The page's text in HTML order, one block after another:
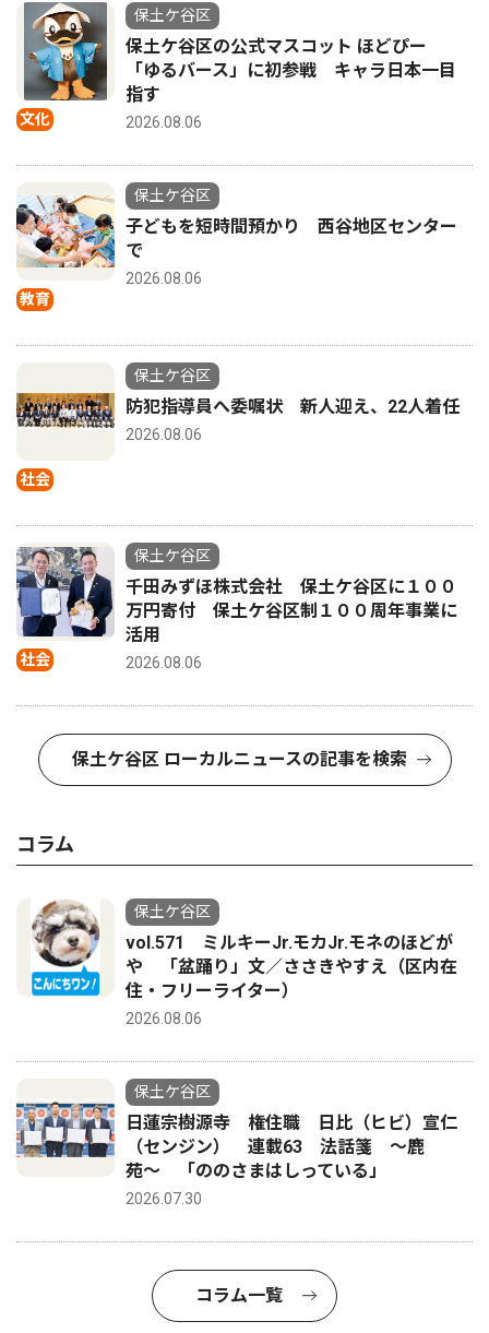
文化
保土ケ谷区
保土ケ谷区の公式マスコット ほどぴー
「ゆるバース」に初参戦 キャラ日本一目
指す
2026.08.06
教育
保土ケ谷区
子どもを短時間預かり 西谷地区センター
で
2026.08.06
社会
保土ケ谷区
防犯指導員へ委嘱状 新人迎え、22人着任
2026.08.06
社会
保土ケ谷区
千田みずほ株式会社 保土ケ谷区に１００
万円寄付 保土ケ谷区制１００周年事業に
活用
2026.08.06
保土ケ谷区 ローカルニュースの記事を検索
コラム
保土ケ谷区
vol.571 ミルキーJr.モカJr.モネのほどが
や 「盆踊り」文／ささきやすえ（区内在
住・フリーライター）
2026.08.06
保土ケ谷区
日蓮宗樹源寺 権住職 日比（ヒビ）宣仁
（センジン） 連載63 法話箋 〜鹿
苑〜 「ののさまはしっている」
2026.07.30
コラム一覧